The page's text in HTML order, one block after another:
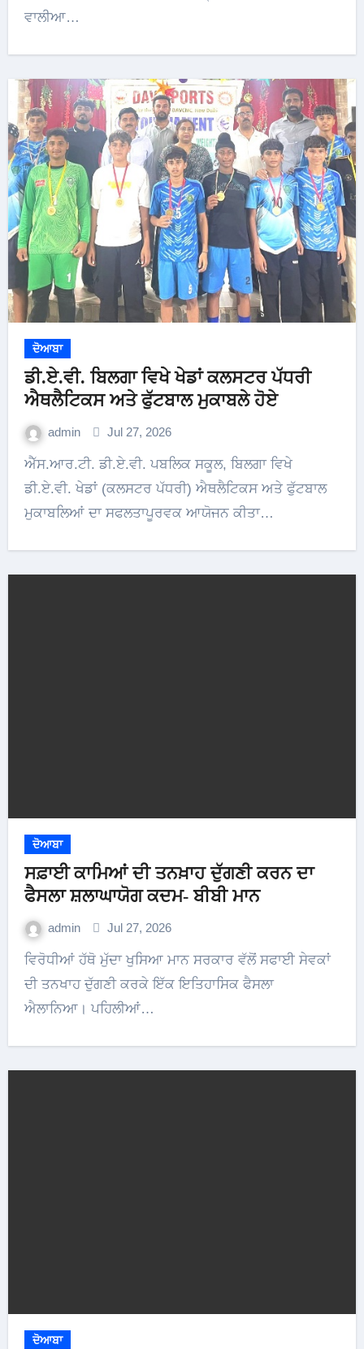
ਵਾਲੀਆ…
ਦੋਆਬਾ
ਡੀ.ਏ.ਵੀ. ਬਿਲਗਾ ਵਿਖੇ ਖੇਡਾਂ ਕਲਸਟਰ ਪੱਧਰੀ
ਐਥਲੈਟਿਕਸ ਅਤੇ ਫੁੱਟਬਾਲ ਮੁਕਾਬਲੇ ਹੋਏ
admin Jul 27, 2026
ਐੱਸ.ਆਰ.ਟੀ. ਡੀ.ਏ.ਵੀ. ਪਬਲਿਕ ਸਕੂਲ, ਬਿਲਗਾ ਵਿਖੇ
ਡੀ.ਏ.ਵੀ. ਖੇਡਾਂ (ਕਲਸਟਰ ਪੱਧਰੀ) ਐਥਲੈਟਿਕਸ ਅਤੇ ਫੁੱਟਬਾਲ
ਮੁਕਾਬਲਿਆਂ ਦਾ ਸਫਲਤਾਪੂਰਵਕ ਆਯੋਜਨ ਕੀਤਾ…
ਦੋਆਬਾ
ਸਫ਼ਾਈ ਕਾਮਿਆਂ ਦੀ ਤਨਖ਼ਾਹ ਦੁੱਗਣੀ ਕਰਨ ਦਾ
ਫੈਸਲਾ ਸ਼ਲਾਘਾਯੋਗ ਕਦਮ- ਬੀਬੀ ਮਾਨ
admin Jul 27, 2026
ਵਿਰੋਧੀਆਂ ਹੱਥੋ ਮੁੱਦਾ ਖੁਸਿਆ ਮਾਨ ਸਰਕਾਰ ਵੱਲੋਂ ਸਫਾਈ ਸੇਵਕਾਂ
ਦੀ ਤਨਖਾਹ ਦੁੱਗਣੀ ਕਰਕੇ ਇੱਕ ਇਤਿਹਾਸਿਕ ਫੈਸਲਾ
ਐਲਾਨਿਆ। ਪਹਿਲੀਆਂ…
ਦੋਆਬਾ